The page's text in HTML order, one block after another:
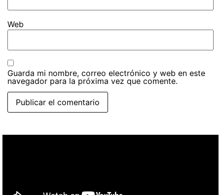
Web
Guarda mi nombre, correo electrónico y web en este
navegador para la próxima vez que comente.